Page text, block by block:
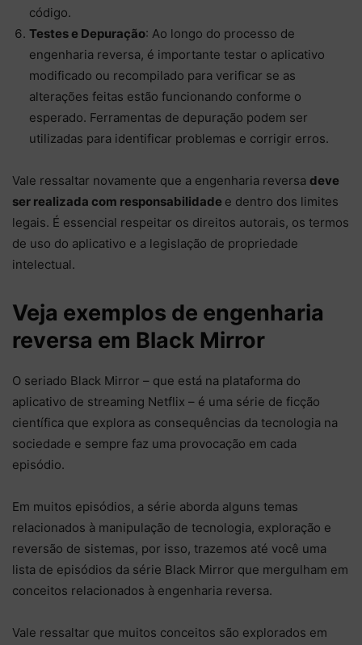
código.
Testes e Depuração: Ao longo do processo de
engenharia reversa, é importante testar o aplicativo
modificado ou recompilado para verificar se as
alterações feitas estão funcionando conforme o
esperado. Ferramentas de depuração podem ser
utilizadas para identificar problemas e corrigir erros.
Vale ressaltar novamente que a engenharia reversa deve
ser realizada com responsabilidade e dentro dos limites
legais. É essencial respeitar os direitos autorais, os termos
de uso do aplicativo e a legislação de propriedade
intelectual.
Veja exemplos de engenharia
reversa em Black Mirror
O seriado Black Mirror – que está na plataforma do
aplicativo de streaming Netflix – é uma série de ficção
científica que explora as consequências da tecnologia na
sociedade e sempre faz uma provocação em cada
episódio.
Em muitos episódios, a série aborda alguns temas
relacionados à manipulação de tecnologia, exploração e
reversão de sistemas, por isso, trazemos até você uma
lista de episódios da série Black Mirror que mergulham em
conceitos relacionados à engenharia reversa.
Vale ressaltar que muitos conceitos são explorados em